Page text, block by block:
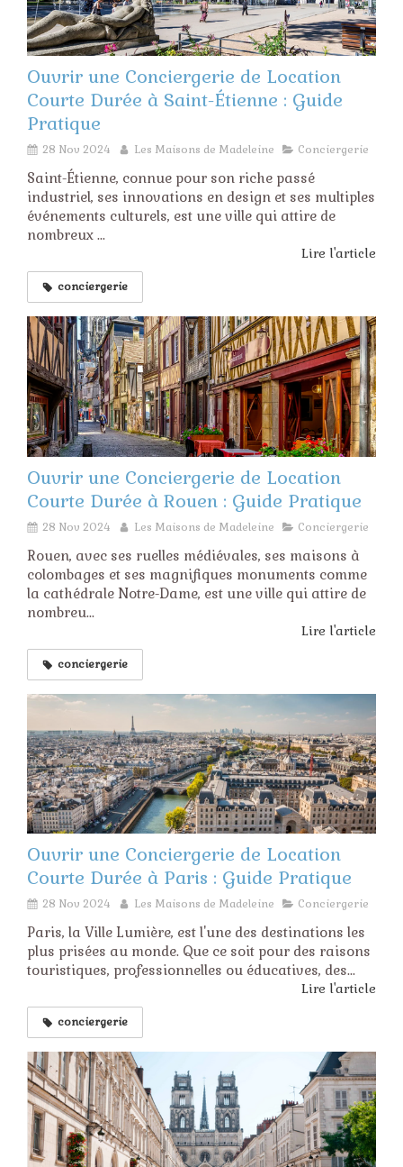
Ouvrir une Conciergerie de Location
Courte Durée à Saint-Étienne : Guide
Pratique
28 Nov 2024 Les Maisons de Madeleine Conciergerie
Saint-Étienne, connue pour son riche passé
industriel, ses innovations en design et ses multiples
événements culturels, est une ville qui attire de
nombreux ...
Lire l'article
conciergerie
Ouvrir une Conciergerie de Location
Courte Durée à Rouen : Guide Pratique
28 Nov 2024 Les Maisons de Madeleine Conciergerie
Rouen, avec ses ruelles médiévales, ses maisons à
colombages et ses magnifiques monuments comme
la cathédrale Notre-Dame, est une ville qui attire de
nombreu...
Lire l'article
conciergerie
Ouvrir une Conciergerie de Location
Courte Durée à Paris : Guide Pratique
28 Nov 2024 Les Maisons de Madeleine Conciergerie
Paris, la Ville Lumière, est l'une des destinations les
plus prisées au monde. Que ce soit pour des raisons
touristiques, professionnelles ou éducatives, des...
Lire l'article
conciergerie